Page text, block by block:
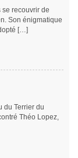
se recouvrir de
Son énigmatique
[…]
du Terrier du
Théo Lopez,